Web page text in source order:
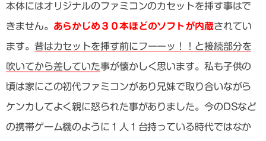
本体にはオリジナルのファミコンのカセットを挿す事はで
きません。 あらかじめ３０本ほどのソフトが内蔵されてい
ます。 昔はカセットを挿す前にフーーッ！！と接続部分を
吹いてから差していた事が懐かしく思います。私も子供の
頃は家にこの初代ファミコンがあり兄妹で取り合いながら
ケンカしてよく親に怒られた事がありました。今のDSなど
の携帯ゲーム機のように１人１台持っている時代ではなか